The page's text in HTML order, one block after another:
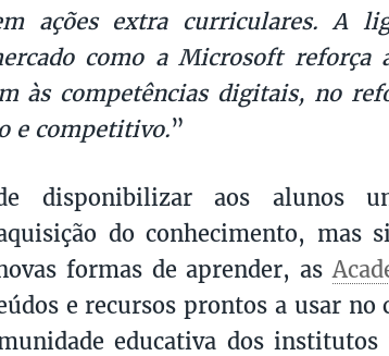
ações extra curriculares. A
como a Microsoft reforça
às competências digitais, no
e competitivo.”
disponibilizar aos alunos
do conhecimento, mas
formas de aprender, as
e recursos prontos a usar no
educativa dos